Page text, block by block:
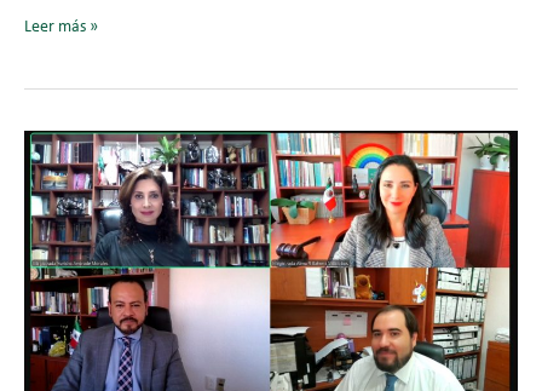
Leer más »
TEEMich
declara
existencia
de
Violencia
Política
contra
la
Mujer
en